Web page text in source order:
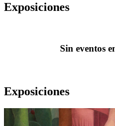
Exposiciones
Sin eventos
Exposiciones